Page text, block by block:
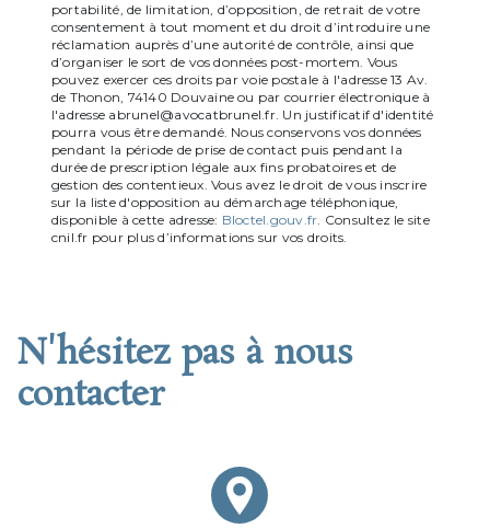
portabilité, de limitation, d’opposition, de retrait de votre
consentement à tout moment et du droit d’introduire une
réclamation auprès d’une autorité de contrôle, ainsi que
d’organiser le sort de vos données post-mortem. Vous
pouvez exercer ces droits par voie postale à l'adresse 13 Av.
de Thonon, 74140 Douvaine ou par courrier électronique à
l'adresse abrunel@avocatbrunel.fr. Un justificatif d'identité
pourra vous être demandé. Nous conservons vos données
pendant la période de prise de contact puis pendant la
durée de prescription légale aux fins probatoires et de
gestion des contentieux. Vous avez le droit de vous inscrire
sur la liste d'opposition au démarchage téléphonique,
disponible à cette adresse: Bloctel.gouv.fr. Consultez le site
cnil.fr pour plus d’informations sur vos droits.
N'hésitez pas à nous
contacter